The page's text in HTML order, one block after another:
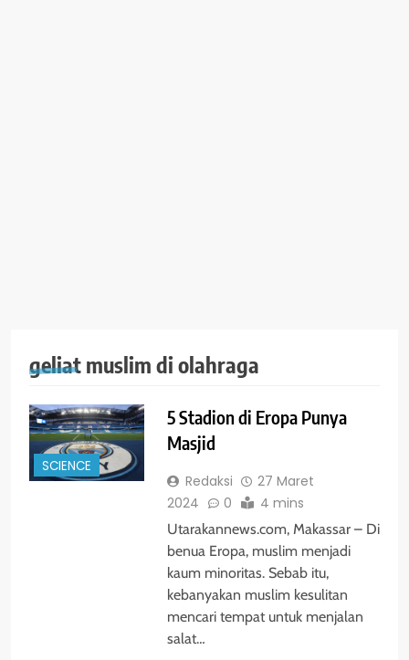
geliat muslim di olahraga
SCIENCE
5 Stadion di Eropa Punya
Masjid
Redaksi
27 Maret
2024
0 4 mins
Utarakannews.com, Makassar – Di
benua Eropa, muslim menjadi
kaum minoritas. Sebab itu,
kebanyakan muslim kesulitan
mencari tempat untuk menjalan
salat…